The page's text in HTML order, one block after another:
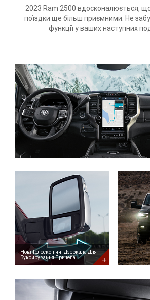
2023 Ram 2500 вдосконалюється,
поїздки ще більш приємними. Не
функції у ваших наступних
Телескопічні
Буксирування
Причепа
New
Telescopic
Trailer
Tow
Mirrors
Нові Телескопічні Дзеркала Для
Буксирування Причепа
Цифрове
Дзеркало